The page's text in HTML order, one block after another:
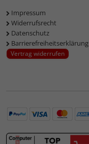
Impressum
Widerrufsrecht
Datenschutz
Barrierefreiheitserklärung
Vertrag widerrufen